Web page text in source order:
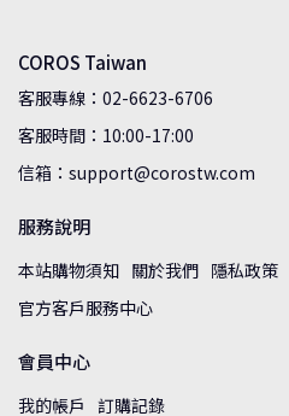
COROS Taiwan
客服專線：02-6623-6706
客服時間：10:00-17:00
信箱：support@corostw.com
服務說明
本站購物須知 關於我們 隱私政策
官方客戶服務中心
會員中心
我的帳戶 訂購記錄